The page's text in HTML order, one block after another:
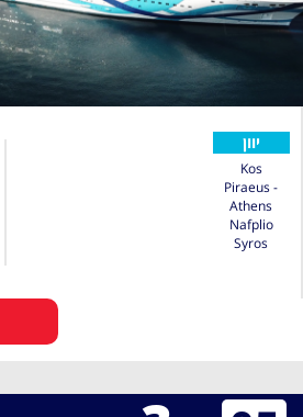
יוון
Kos
Piraeus -
Athens
Nafplio
Syros